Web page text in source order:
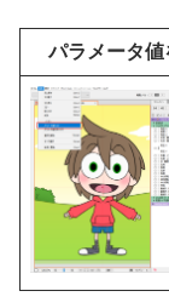
パラメータ値